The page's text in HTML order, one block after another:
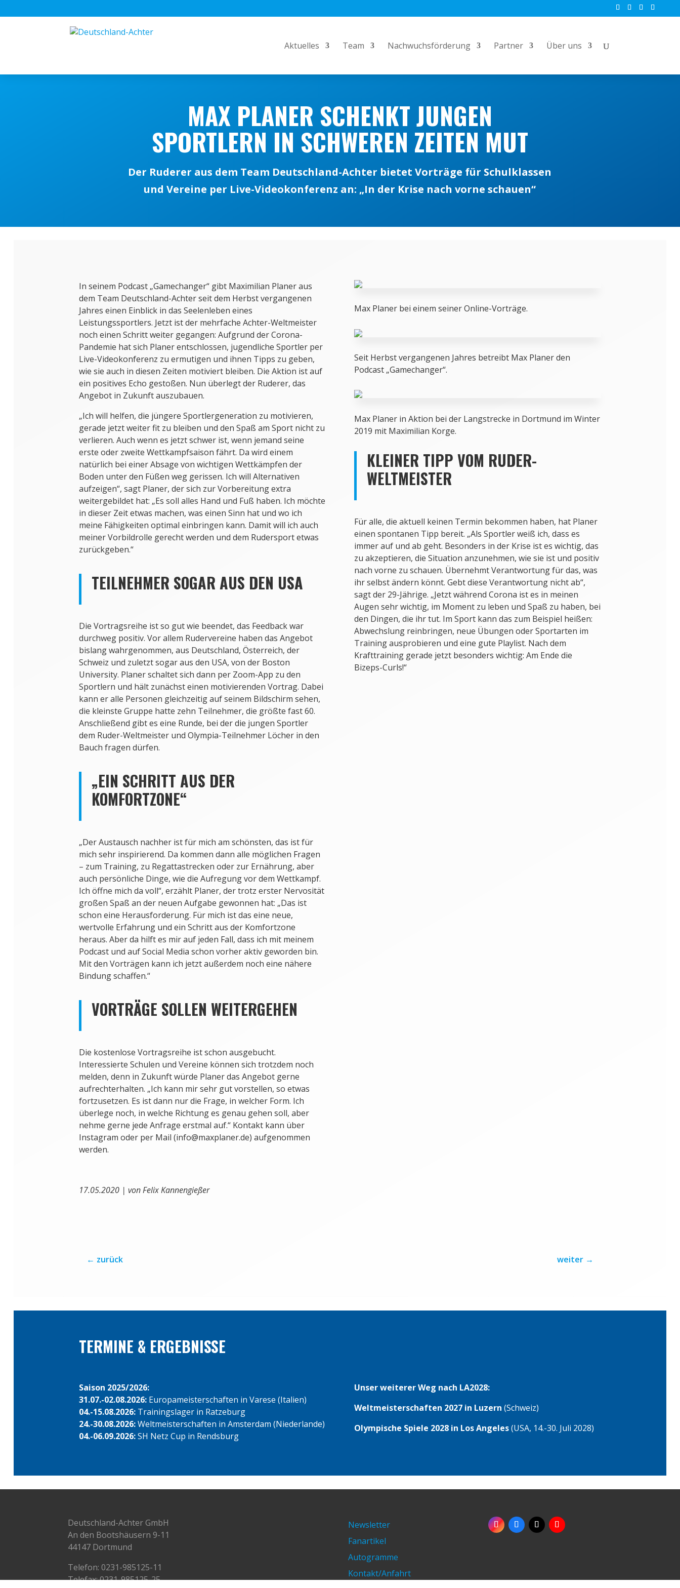
Aktuelles Team Nachwuchsförderung Partner Über uns
MAX PLANER SCHENKT JUNGEN
SPORTLERN IN SCHWEREN ZEITEN MUT
Der Ruderer aus dem Team Deutschland-Achter bietet Vorträge für Schulklassen
und Vereine per Live-Videokonferenz an: „In der Krise nach vorne schauen“
In seinem Podcast „Gamechanger“ gibt Maximilian Planer aus
dem Team Deutschland-Achter seit dem Herbst vergangenen
Jahres einen Einblick in das Seelenleben eines
Leistungssportlers. Jetzt ist der mehrfache Achter-Weltmeister
noch einen Schritt weiter gegangen: Aufgrund der Corona-
Pandemie hat sich Planer entschlossen, jugendliche Sportler per
Live-Videokonferenz zu ermutigen und ihnen Tipps zu geben,
wie sie auch in diesen Zeiten motiviert bleiben. Die Aktion ist auf
ein positives Echo gestoßen. Nun überlegt der Ruderer, das
Angebot in Zukunft auszubauen.
„Ich will helfen, die jüngere Sportlergeneration zu motivieren,
gerade jetzt weiter fit zu bleiben und den Spaß am Sport nicht zu
verlieren. Auch wenn es jetzt schwer ist, wenn jemand seine
erste oder zweite Wettkampfsaison fährt. Da wird einem
natürlich bei einer Absage von wichtigen Wettkämpfen der
Boden unter den Füßen weg gerissen. Ich will Alternativen
aufzeigen“, sagt Planer, der sich zur Vorbereitung extra
weitergebildet hat: „Es soll alles Hand und Fuß haben. Ich möchte
in dieser Zeit etwas machen, was einen Sinn hat und wo ich
meine Fähigkeiten optimal einbringen kann. Damit will ich auch
meiner Vorbildrolle gerecht werden und dem Rudersport etwas
zurückgeben.“
TEILNEHMER SOGAR AUS DEN USA
Die Vortragsreihe ist so gut wie beendet, das Feedback war
durchweg positiv. Vor allem Rudervereine haben das Angebot
bislang wahrgenommen, aus Deutschland, Österreich, der
Schweiz und zuletzt sogar aus den USA, von der Boston
University. Planer schaltet sich dann per Zoom-App zu den
Sportlern und hält zunächst einen motivierenden Vortrag. Dabei
kann er alle Personen gleichzeitig auf seinem Bildschirm sehen,
die kleinste Gruppe hatte zehn Teilnehmer, die größte fast 60.
Anschließend gibt es eine Runde, bei der die jungen Sportler
dem Ruder-Weltmeister und Olympia-Teilnehmer Löcher in den
Bauch fragen dürfen.
„EIN SCHRITT AUS DER
KOMFORTZONE“
„Der Austausch nachher ist für mich am schönsten, das ist für
mich sehr inspirierend. Da kommen dann alle möglichen Fragen
– zum Training, zu Regattastrecken oder zur Ernährung, aber
auch persönliche Dinge, wie die Aufregung vor dem Wettkampf.
Ich öffne mich da voll“, erzählt Planer, der trotz erster Nervosität
großen Spaß an der neuen Aufgabe gewonnen hat: „Das ist
schon eine Herausforderung. Für mich ist das eine neue,
wertvolle Erfahrung und ein Schritt aus der Komfortzone
heraus. Aber da hilft es mir auf jeden Fall, dass ich mit meinem
Podcast und auf Social Media schon vorher aktiv geworden bin.
Mit den Vorträgen kann ich jetzt außerdem noch eine nähere
Bindung schaffen.“
VORTRÄGE SOLLEN WEITERGEHEN
Die kostenlose Vortragsreihe ist schon ausgebucht.
Interessierte Schulen und Vereine können sich trotzdem noch
melden, denn in Zukunft würde Planer das Angebot gerne
aufrechterhalten. „Ich kann mir sehr gut vorstellen, so etwas
fortzusetzen. Es ist dann nur die Frage, in welcher Form. Ich
überlege noch, in welche Richtung es genau gehen soll, aber
nehme gerne jede Anfrage erstmal auf.“ Kontakt kann über
Instagram oder per Mail (info@maxplaner.de) aufgenommen
werden.
17.05.2020 | von Felix Kannengießer
Max Planer bei einem seiner Online-Vorträge.
Seit Herbst vergangenen Jahres betreibt Max Planer den
Podcast „Gamechanger“.
Max Planer in Aktion bei der Langstrecke in Dortmund im Winter
2019 mit Maximilian Korge.
KLEINER TIPP VOM RUDER-
WELTMEISTER
Für alle, die aktuell keinen Termin bekommen haben, hat Planer
einen spontanen Tipp bereit. „Als Sportler weiß ich, dass es
immer auf und ab geht. Besonders in der Krise ist es wichtig, das
zu akzeptieren, die Situation anzunehmen, wie sie ist und positiv
nach vorne zu schauen. Übernehmt Verantwortung für das, was
ihr selbst ändern könnt. Gebt diese Verantwortung nicht ab“,
sagt der 29-Jährige. „Jetzt während Corona ist es in meinen
Augen sehr wichtig, im Moment zu leben und Spaß zu haben, bei
den Dingen, die ihr tut. Im Sport kann das zum Beispiel heißen:
Abwechslung reinbringen, neue Übungen oder Sportarten im
Training ausprobieren und eine gute Playlist. Nach dem
Krafttraining gerade jetzt besonders wichtig: Am Ende die
Bizeps-Curls!“
← zurück weiter →
TERMINE & ERGEBNISSE
Saison 2025/2026:
31.07.-02.08.2026:Europameisterschaften in Varese (Italien)
04.-15.08.2026: Trainingslager in Ratzeburg
24.-30.08.2026:Weltmeisterschaften in Amsterdam (Niederlande)
04.-06.09.2026:SH Netz Cup in Rendsburg
Unser weiterer Weg nach LA2028:
Weltmeisterschaften 2027 in Luzern (Schweiz)
Olympische Spiele 2028 in Los Angeles(USA, 14.-30. Juli 2028)
Deutschland-Achter GmbH
An den Bootshäusern 9-11
44147 Dortmund
Telefon: 0231-985125-11
Telefax: 0231-985125-25
Newsletter
Fanartikel
Autogramme
Kontakt/Anfahrt